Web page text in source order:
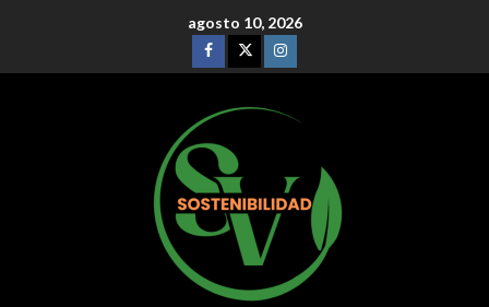
agosto 10, 2026